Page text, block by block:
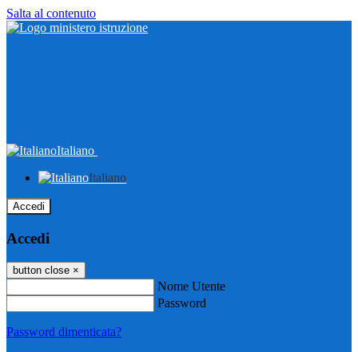
Salta al contenuto
Italiano
Italiano
Accedi
Accedi
button close ×
Nome Utente
Password
Password dimenticata?